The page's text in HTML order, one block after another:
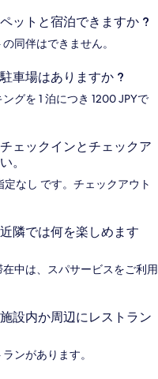
ットと宿泊できますか ?
同伴はできません。
車場はありますか ?
グを 1 泊につき 1200 JPYで
ェックインとチェックア
。
なし です。チェックアウト
隣では何を楽しめます
中は、スパサービスをご利用
設内か周辺にレストラン
ンがあります。